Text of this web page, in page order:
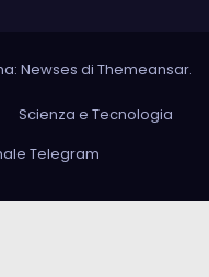
Newses di Themeansar.
Scienza e Tecnologia
Telegram